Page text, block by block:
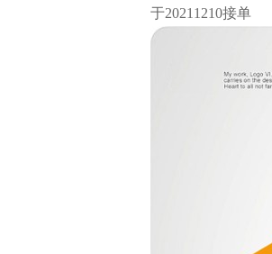
于20211210接单